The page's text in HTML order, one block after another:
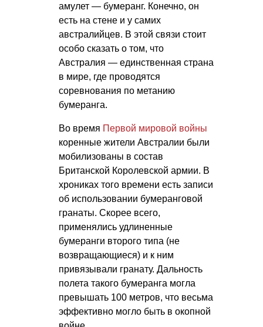
амулет — бумеранг. Конечно, он
есть на стене и у самих
австралийцев. В этой связи стоит
особо сказать о том, что
Австралия — единственная страна
в мире, где проводятся
соревнования по метанию
бумеранга.
Во время Первой мировой войны
коренные жители Австралии были
мобилизованы в состав
Британской Королевской армии. В
хрониках того времени есть записи
об использовании бумеранговой
гранаты. Скорее всего,
применялись удлиненные
бумеранги второго типа (не
возвращающиеся) и к ним
привязывали гранату. Дальность
полета такого бумеранга могла
превышать 100 метров, что весьма
эффективно могло быть в окопной